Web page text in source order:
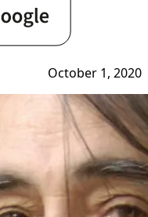
October 1, 2020